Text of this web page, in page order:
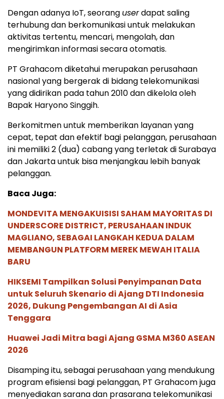
Dengan adanya IoT, seorang userdapat saling
terhubung dan berkomunikasi untuk melakukan
aktivitas tertentu, mencari, mengolah, dan
mengirimkan informasi secara otomatis.
PT Grahacom diketahui merupakan perusahaan
nasional yang bergerak di bidang telekomunikasi
yang didirikan pada tahun 2010 dan dikelola oleh
Bapak Haryono Singgih.
Berkomitmen untuk memberikan layanan yang
cepat, tepat dan efektif bagi pelanggan, perusahaan
ini memiliki 2 (dua) cabang yang terletak di Surabaya
dan Jakarta untuk bisa menjangkau lebih banyak
pelanggan.
Baca Juga:
MONDEVITA MENGAKUISISI SAHAM MAYORITAS DI
UNDERSCORE DISTRICT, PERUSAHAAN INDUK
MAGLIANO, SEBAGAI LANGKAH KEDUA DALAM
MEMBANGUN PLATFORM MEREK MEWAH ITALIA
BARU
HIKSEMI Tampilkan Solusi Penyimpanan Data
untuk Seluruh Skenario di Ajang DTI Indonesia
2026, Dukung Pengembangan AI di Asia
Tenggara
Huawei Jadi Mitra bagi Ajang GSMA M360 ASEAN
2026
Disamping itu, sebagai perusahaan yang mendukung
program efisiensi bagi pelanggan, PT Grahacom juga
menyediakan sarana dan prasarana telekomunikasi